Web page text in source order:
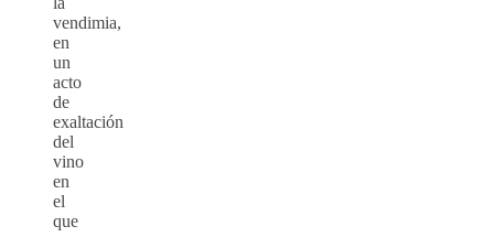
vendimia,
en
un
acto
de
exaltación
del
vino
en
el
que